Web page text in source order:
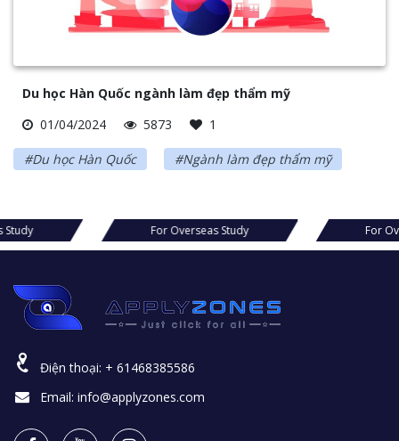
Du học Hàn Quốc ngành làm đẹp thẩm mỹ
01/04/2024
5873 1
#Du học Hàn Quốc #Ngành làm đẹp thẩm mỹ
Study For Overseas Study For
Điện thoại: + 61468385586
Email: info@applyzones.com